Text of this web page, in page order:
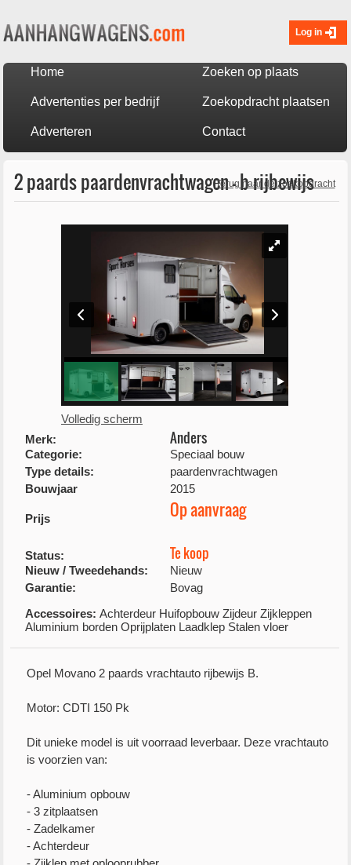
Log in
Home Zoeken op plaats
Advertenties per bedrijf Zoekopdracht plaatsen
Adverteren Contact
2 paards paardenvrachtwagen - b rijbewijs
Terug naar de zoekopdracht
Volledig scherm
Merk:
Anders
Categorie:
Speciaal bouw
Type details:
paardenvrachtwagen
Bouwjaar
2015
Prijs Op aanvraag
Status: Te koop
Nieuw / Tweedehands:
Nieuw
Garantie:
Bovag
Accessoires:Achterdeur Huifopbouw Zijdeur Zijkleppen
Aluminium borden Oprijplaten Laadklep Stalen vloer
Opel Movano 2 paards vrachtauto rijbewijs B.
Motor: CDTI 150 Pk
Dit unieke model is uit voorraad leverbaar. Deze vrachtauto
is voorzien van:
- Aluminium opbouw
- 3 zitplaatsen
- Zadelkamer
- Achterdeur